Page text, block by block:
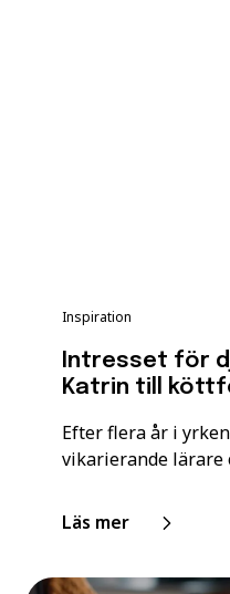
Inspiration
Intresset för
Katrin till
Efter flera år i
vikarierande lärare
Läs mer